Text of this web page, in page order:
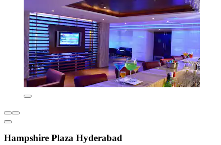
Hampshire Plaza Hyderabad